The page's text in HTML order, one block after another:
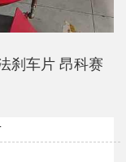
刹车片 昂科赛